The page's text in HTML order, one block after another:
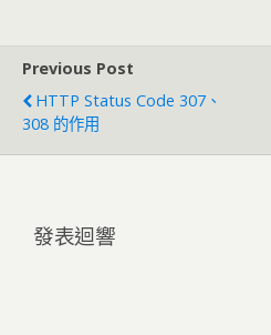
Previous Post
HTTP Status Code 307、
308 的作用
發表迴響